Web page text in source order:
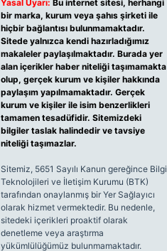
Yasal Uyarı: Bu internet sitesi, herhangi
bir marka, kurum veya şahıs şirketi ile
hiçbir bağlantısı bulunmamaktadır.
Sitede yalnızca kendi hazırladığımız
makaleler paylaşılmaktadır. Burada yer
alan içerikler haber niteliği taşımamakta
olup, gerçek kurum ve kişiler hakkında
paylaşım yapılmamaktadır. Gerçek
kurum ve kişiler ile isim benzerlikleri
tamamen tesadüfidir. Sitemizdeki
bilgiler taslak halindedir ve tavsiye
niteliği taşımazlar.
Sitemiz, 5651 Sayılı Kanun gereğince Bilgi
Teknolojileri ve İletişim Kurumu (BTK)
tarafından onaylanmış bir Yer Sağlayıcı
olarak hizmet vermektedir. Bu nedenle,
sitedeki içerikleri proaktif olarak
denetleme veya araştırma
yükümlülüğümüz bulunmamaktadır.